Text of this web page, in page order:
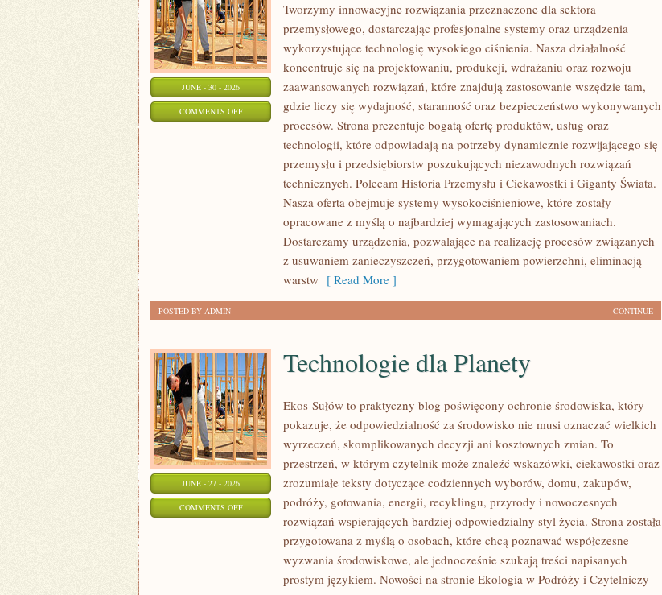
JUNE - 30 - 2026
COMMENTS OFFON
ENERGETYKA
Tworzymy innowacyjne rozwiązania przeznaczone dla sektora
przemysłowego, dostarczając profesjonalne systemy oraz urządzenia
wykorzystujące technologię wysokiego ciśnienia. Nasza działalność
koncentruje się na projektowaniu, produkcji, wdrażaniu oraz rozwoju
zaawansowanych rozwiązań, które znajdują zastosowanie wszędzie tam,
gdzie liczy się wydajność, staranność oraz bezpieczeństwo wykonywanych
procesów. Strona prezentuje bogatą ofertę produktów, usług oraz
technologii, które odpowiadają na potrzeby dynamicznie rozwijającego się
przemysłu i przedsiębiorstw poszukujących niezawodnych rozwiązań
technicznych. Polecam Historia Przemysłu i Ciekawostki i Giganty Świata.
Nasza oferta obejmuje systemy wysokociśnieniowe, które zostały
opracowane z myślą o najbardziej wymagających zastosowaniach.
Dostarczamy urządzenia, pozwalające na realizację procesów związanych
z usuwaniem zanieczyszczeń, przygotowaniem powierzchni, eliminacją
warstw [ Read More ]
CONTINUE
POSTED BY ADMIN
JUNE - 27 - 2026
COMMENTS OFFON
TECHNOLOGIE
Technologie dla Planety
Ekos-Sułów to praktyczny blog poświęcony ochronie środowiska, który
pokazuje, że odpowiedzialność za środowisko nie musi oznaczać wielkich
wyrzeczeń, skomplikowanych decyzji ani kosztownych zmian. To
przestrzeń, w którym czytelnik może znaleźć wskazówki, ciekawostki oraz
zrozumiałe teksty dotyczące codziennych wyborów, domu, zakupów,
podróży, gotowania, energii, recyklingu, przyrody i nowoczesnych
rozwiązań wspierających bardziej odpowiedzialny styl życia. Strona została
przygotowana z myślą o osobach, które chcą poznawać współczesne
wyzwania środowiskowe, ale jednocześnie szukają treści napisanych
prostym językiem. Nowości na stronie Ekologia w Podróży i Czytelniczy